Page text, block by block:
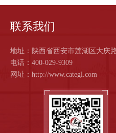
联系我们
地址：陕西省西安市莲湖区大庆
电话：400-029-9309
网址：http://www.categl.com